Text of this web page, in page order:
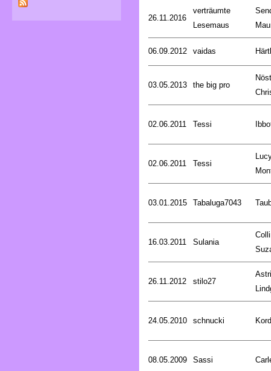
26.11.2016
verträumte
Lesemaus
06.09.2012 vaidas
03.05.2013 the big pro
02.06.2011 Tessi
02.06.2011 Tessi
03.01.2015 Tabaluga7043
16.03.2011 Sulania
26.11.2012 stilo27
24.05.2010 schnucki
08.05.2009 Sassi